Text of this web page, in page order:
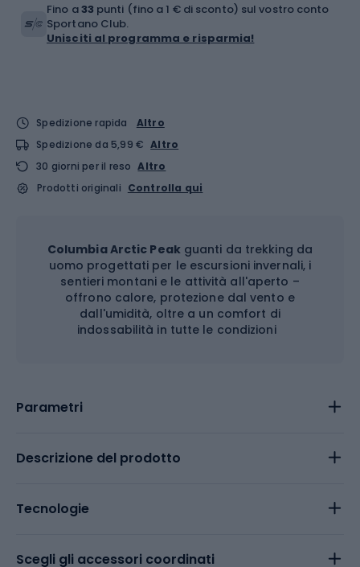
Fino a33 punti (fino a 1 € di sconto) sul vostro conto
Sportano Club.
Unisciti al programma e risparmia!
Spedizione rapida
Altro
Spedizione da 5,99 € Altro
30 giorni per il reso Altro
Prodotti originali Controlla qui
Columbia Arctic Peakguanti da trekking da
uomo progettati per le escursioni invernali, i
sentieri montani e le attività all'aperto –
offrono calore, protezione dal vento e
dall'umidità, oltre a un comfort di
indossabilità in tutte le condizioni
Parametri
Descrizione del prodotto
Tecnologie
Scegli gli accessori coordinati